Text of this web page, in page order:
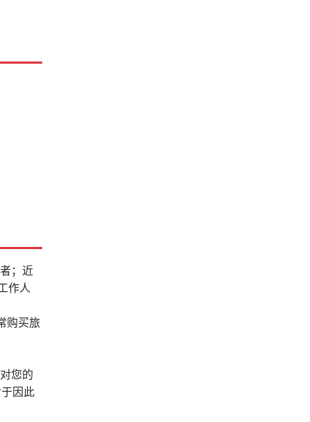
；近
作人
购买旅
您的
因此